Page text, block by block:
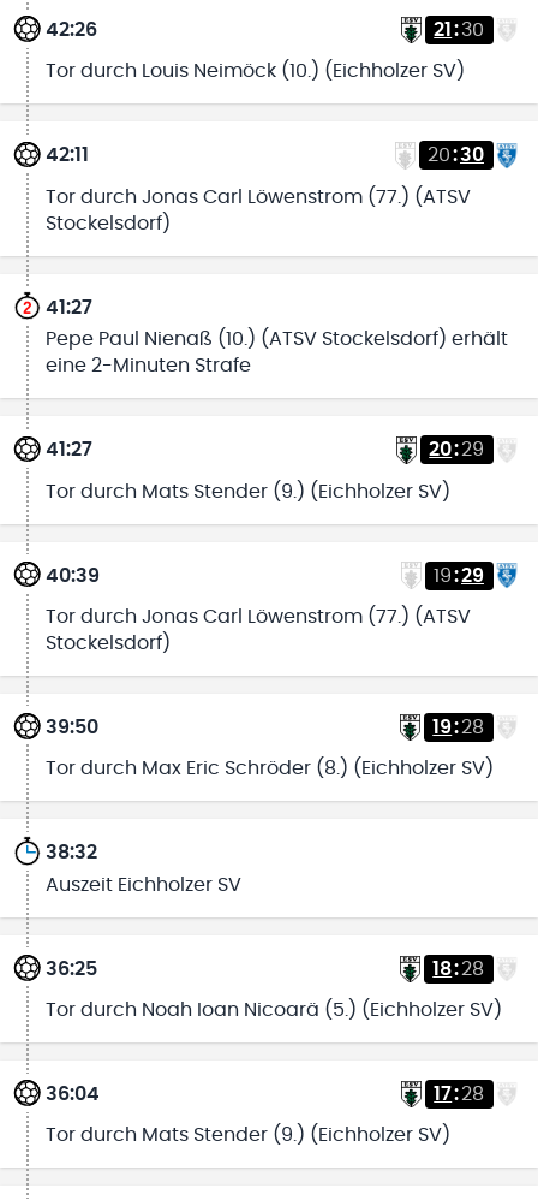
42:26 21 :30
Tor durch Louis Neimöck (10.) (Eichholzer SV)
42:11 20:30
Tor durch Jonas Carl Löwenstrom (77.) (ATSV
Stockelsdorf)
41:27
Pepe Paul Nienaß (10.) (ATSV Stockelsdorf) erhält
eine 2-Minuten Strafe
41:27 20:29
Tor durch Mats Stender (9.) (Eichholzer SV)
40:39 19:29
Tor durch Jonas Carl Löwenstrom (77.) (ATSV
Stockelsdorf)
39:50 19:28
Tor durch Max Eric Schröder (8.) (Eichholzer SV)
38:32
Auszeit Eichholzer SV
36:25 18:28
Tor durch Noah Ioan Nicoarä (5.) (Eichholzer SV)
36:04 17:28
Tor durch Mats Stender (9.) (Eichholzer SV)